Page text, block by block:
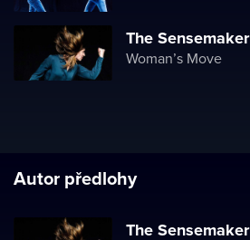
The Sensemaker
Woman’s Move
Autor předlohy
The Sensemaker